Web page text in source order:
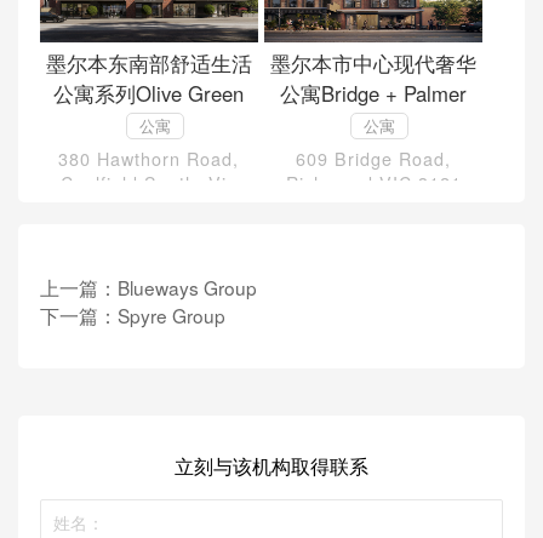
墨尔本东南部舒适生活
公寓系列Olive Green
公寓
380 Hawthorn Road,
Caulfield South, Vic
墨尔本市中心现代奢华
公寓Bridge + Palmer
公寓
609 Bridge Road,
Richmond VIC 3121
上一篇： Blueways Group
下一篇： Spyre Group
立刻与该机构取得联系